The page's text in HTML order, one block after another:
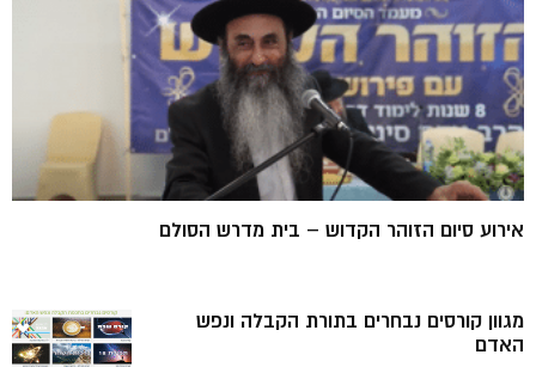
אירוע סיום הזוהר הקדוש – בית מדרש הסולם
מגוון קורסים נבחרים בתורת הקבלה ונפש
האדם